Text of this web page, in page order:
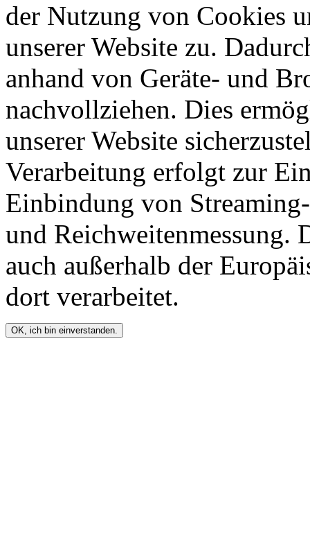
der Nutzung von Cookies
unserer Website zu.
anhand von Geräte- und
nachvollziehen. Dies
unserer Website
Verarbeitung erfolgt zur
Einbindung von
und Reichweitenmessung.
auch außerhalb der
dort verarbeitet.
OK, ich bin einverstanden.